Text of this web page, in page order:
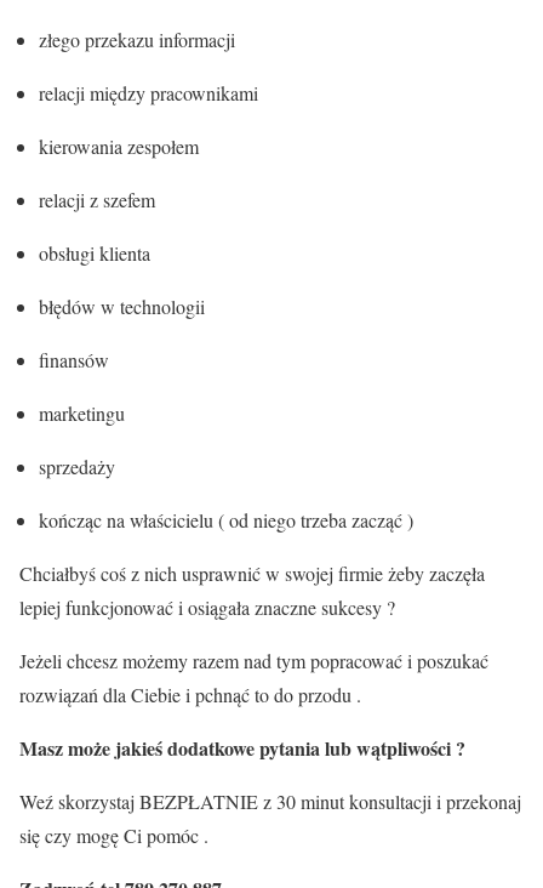
złego przekazu informacji
relacji między pracownikami
kierowania zespołem
relacji z szefem
obsługi klienta
błędów w technologii
finansów
marketingu
sprzedaży
kończąc na właścicielu ( od niego trzeba zacząć )
Chciałbyś coś z nich usprawnić w swojej firmie żeby zaczęła
lepiej funkcjonować i osiągała znaczne sukcesy ?
Jeżeli chcesz możemy razem nad tym popracować i poszukać
rozwiązań dla Ciebie i pchnąć to do przodu .
Masz może jakieś dodatkowe pytania lub wątpliwości ?
Weź skorzystaj BEZPŁATNIE z 30 minut konsultacji i przekonaj
się czy mogę Ci pomóc .